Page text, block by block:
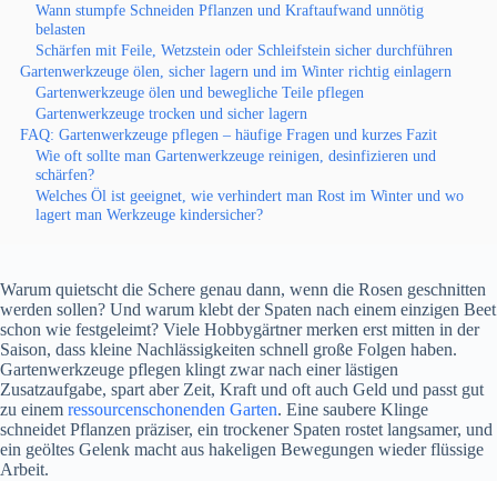
Wann stumpfe Schneiden Pflanzen und Kraftaufwand unnötig
belasten
Schärfen mit Feile, Wetzstein oder Schleifstein sicher durchführen
Gartenwerkzeuge ölen, sicher lagern und im Winter richtig einlagern
Gartenwerkzeuge ölen und bewegliche Teile pflegen
Gartenwerkzeuge trocken und sicher lagern
FAQ: Gartenwerkzeuge pflegen – häufige Fragen und kurzes Fazit
Wie oft sollte man Gartenwerkzeuge reinigen, desinfizieren und
schärfen?
Welches Öl ist geeignet, wie verhindert man Rost im Winter und wo
lagert man Werkzeuge kindersicher?
Warum quietscht die Schere genau dann, wenn die Rosen geschnitten
werden sollen? Und warum klebt der Spaten nach einem einzigen Beet
schon wie festgeleimt? Viele Hobbygärtner merken erst mitten in der
Saison, dass kleine Nachlässigkeiten schnell große Folgen haben.
Gartenwerkzeuge pflegen klingt zwar nach einer lästigen
Zusatzaufgabe, spart aber Zeit, Kraft und oft auch Geld und passt gut
zu einem ressourcenschonenden Garten. Eine saubere Klinge
schneidet Pflanzen präziser, ein trockener Spaten rostet langsamer, und
ein geöltes Gelenk macht aus hakeligen Bewegungen wieder flüssige
Arbeit.